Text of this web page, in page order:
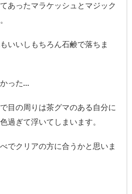
あったマラケッシュとマジック
いいしもちろん石鹸で落ちま
った…
目の周りは茶グマのある自分に
過ぎて浮いてしまいます。
でクリアの方に合うかと思いま